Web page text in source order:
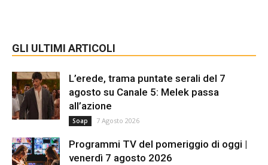
GLI ULTIMI ARTICOLI
L’erede, trama puntate serali del 7
agosto su Canale 5: Melek passa
all’azione
Soap 7 Agosto 2026
Programmi TV del pomeriggio di oggi |
venerdì 7 agosto 2026